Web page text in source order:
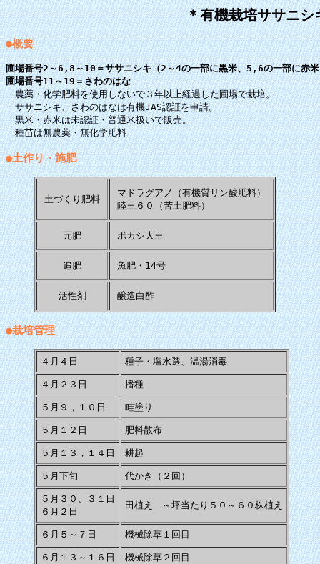
＊有機栽培ササニ
●概要
圃場番号2～6,8～10＝ササニシキ（2～4の一部に黒米、5,6の一部に赤
圃場番号11～19＝さわのはな
農薬・化学肥料を使用しないで３年以上経過した圃場で栽培。
ササニシキ、さわのはなは有機JAS認証を申請。
黒米・赤米は未認証・普通米扱いで販売。
種苗は無農薬・無化学肥料
●土作り・施肥
土づくり肥料
マドラグアノ（有機質リン酸肥料）
陸王６０（苦土肥料）
元肥 ボカシ大王
追肥 魚肥・14号
活性剤 醸造白酢
●栽培管理
４月４日 種子・塩水選、温湯消毒
４月２３日 播種
５月９，１０日 畦塗り
５月１２日 肥料散布
５月１３，１４日 耕起
５月下旬 代かき（２回）
５月３０、３１日
６月２日
田植え ～坪当たり５０～６０株植え
６月５～７日 機械除草１回目
６月１３～１６日 機械除草２回目